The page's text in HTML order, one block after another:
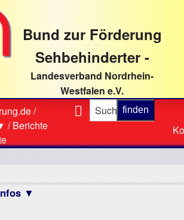
Bund zur Förderung
Sehbehinderter -
Landesverband Nordrhein-
Westfalen e.V.
/
/Berichte
Suche
▼